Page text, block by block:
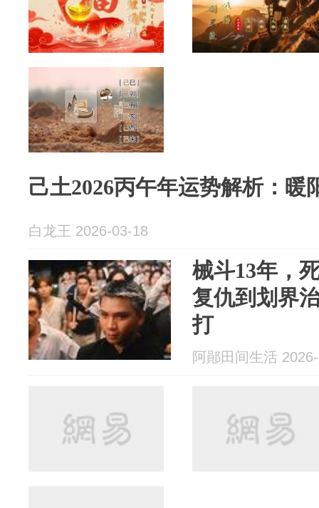
己土2026丙午年运势解析：暖
白龙王 2026-03-18
械斗13年，
复仇到划界
打
阿鄖田间生活